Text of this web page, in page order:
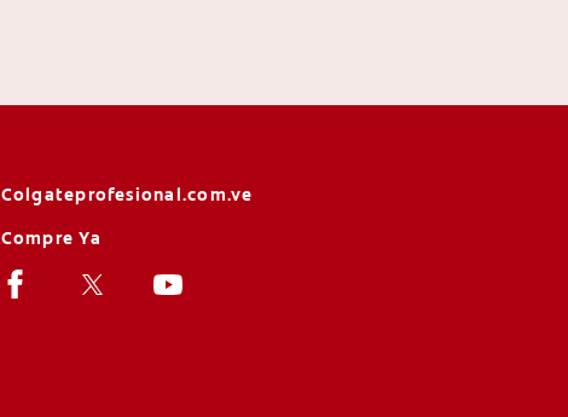
Colgateprofesional.com.ve
Compre Ya